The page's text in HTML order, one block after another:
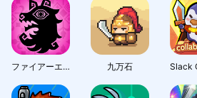
ファイアーエムブレム シャドウズ 九万石